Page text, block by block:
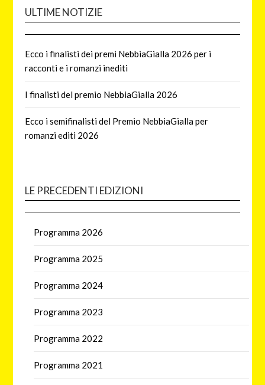
ULTIME NOTIZIE
Ecco i finalisti dei premi NebbiaGialla 2026 per i
racconti e i romanzi inediti
I finalisti del premio NebbiaGialla 2026
Ecco i semifinalisti del Premio NebbiaGialla per
romanzi editi 2026
LE PRECEDENTI EDIZIONI
Programma 2026
Programma 2025
Programma 2024
Programma 2023
Programma 2022
Programma 2021